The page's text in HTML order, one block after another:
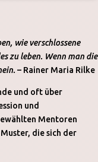
wie verschlossene
zu leben. Wenn man die
– Rainer Maria Rilke
und oft über
und
Mentoren
die sich der